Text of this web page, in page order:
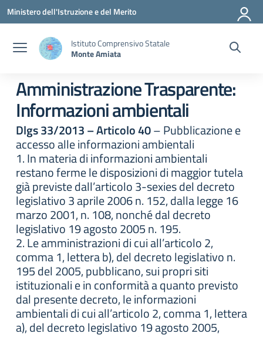
Vai ai contenuti
Vai al menu di navigazione
Vai al footer
Ministero dell'Istruzione e del Merito
Istituto Comprensivo Statale
Monte Amiata
Amministrazione Trasparente:
Informazioni ambientali
Dlgs 33/2013 – Articolo 40– Pubblicazione e
accesso alle informazioni ambientali
1. In materia di informazioni ambientali
restano ferme le disposizioni di maggior tutela
già previste dall’articolo 3-sexies del decreto
legislativo 3 aprile 2006 n. 152, dalla legge 16
marzo 2001, n. 108, nonché dal decreto
legislativo 19 agosto 2005 n. 195.
2. Le amministrazioni di cui all’articolo 2,
comma 1, lettera b), del decreto legislativo n.
195 del 2005, pubblicano, sui propri siti
istituzionali e in conformità a quanto previsto
dal presente decreto, le informazioni
ambientali di cui all’articolo 2, comma 1, lettera
a), del decreto legislativo 19 agosto 2005,